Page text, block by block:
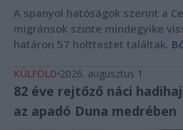
A spanyol hatóságok szerint a
migránsok szinte mindegyike
határon 57 holttestet találtak.
KÜLFÖLD 2026. augusztus 1.
82 éve rejtőző náci
az apadó Duna medrében